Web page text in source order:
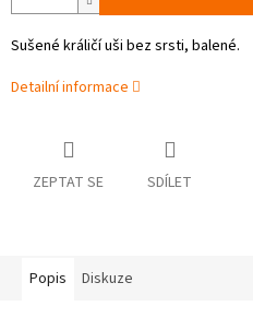
Sušené králičí uši bez srsti, balené.
Detailní informace
ZEPTAT SE SDÍLET
Popis Diskuze